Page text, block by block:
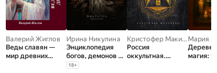
Валерий Жиглов
Веды славян —
мир древних
Ирина Никулина
Энциклопедия
богов, демонов и
мифических
18+
Кристофер Макинтош
Россия
оккультная.
Мария
магия: